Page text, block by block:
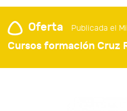
Oferta Publicada el
Cursos formación Cruz